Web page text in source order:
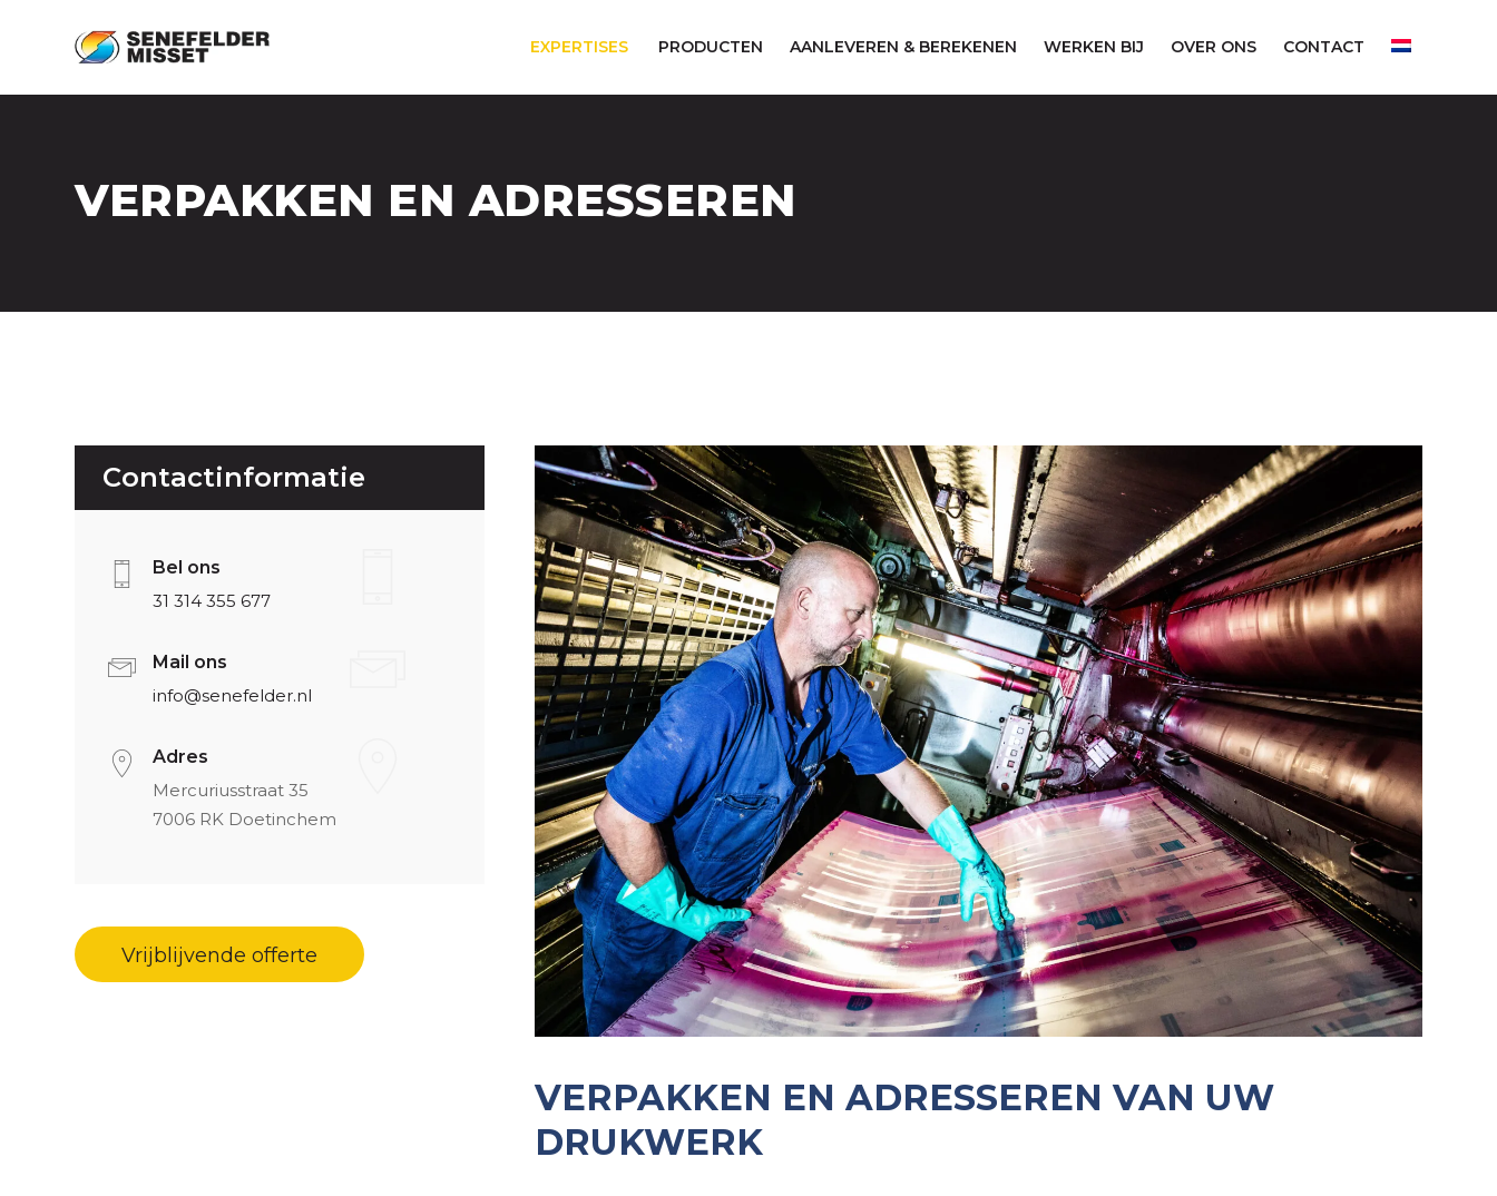
EXPERTISES PRODUCTEN AANLEVEREN & BEREKENEN WERKEN BIJ OVER ONS CONTACT
VERPAKKEN EN ADRESSEREN
Contactinformatie
Bel ons
31 314 355 677
Mail ons
info@senefelder.nl
Adres
Mercuriusstraat 35
7006 RK Doetinchem
Vrijblijvende offerte
VERPAKKEN EN ADRESSEREN VAN UW
DRUKWERK